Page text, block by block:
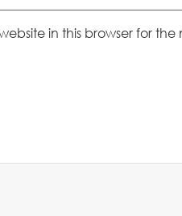
in this browser for